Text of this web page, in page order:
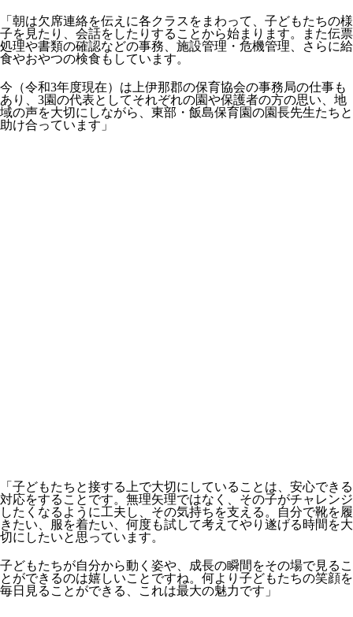
「朝は欠席連絡を伝えに各クラスをまわって、子どもたちの様
子を見たり、会話をしたりすることから始まります。また伝票
処理や書類の確認などの事務、施設管理・危機管理、さらに給
食やおやつの検食もしています。
今（令和3年度現在）は上伊那郡の保育協会の事務局の仕事も
あり、3園の代表としてそれぞれの園や保護者の方の思い、地
域の声を大切にしながら、東部・飯島保育園の園長先生たちと
助け合っています」
「子どもたちと接する上で大切にしていることは、安心できる
対応をすることです。無理矢理ではなく、その子がチャレンジ
したくなるように工夫し、その気持ちを支える。自分で靴を履
きたい、服を着たい、何度も試して考えてやり遂げる時間を大
切にしたいと思っています。
子どもたちが自分から動く姿や、成長の瞬間をその場で見るこ
とができるのは嬉しいことですね。何より子どもたちの笑顔を
毎日見ることができる、これは最大の魅力です」